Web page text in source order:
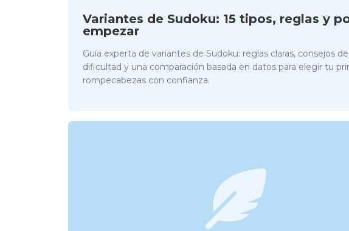
Variantes de Sudoku: 15 tipos, reglas y
empezar
Guía experta de variantes de Sudoku: reglas claras, consejos de
dificultad y una comparación basada en datos para elegir tu
rompecabezas con confianza.